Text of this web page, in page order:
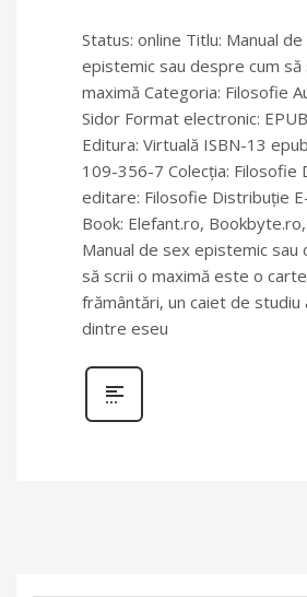
Status: online Titlu: Manual
epistemic sau despre cum să
maximă Categoria: Filosofie
Sidor Format electronic:
Editura: Virtuală ISBN-13
109-356-7 Colecţia: Filosofie
editare: Filosofie Distribuție
Book: Elefant.ro,
Manual de sex epistemic sau
să scrii o maximă este o
frământări, un caiet de studiu
dintre eseu